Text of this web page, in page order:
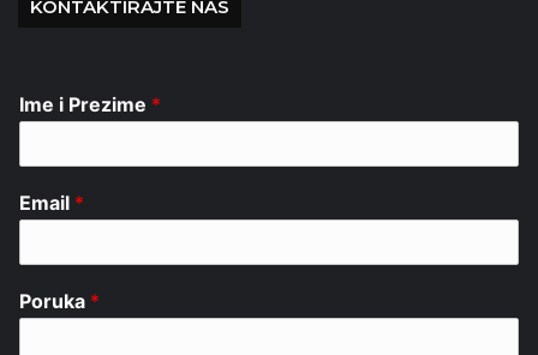
KONTAKTIRAJTE NAS
Ime i Prezime *
Email *
Poruka *